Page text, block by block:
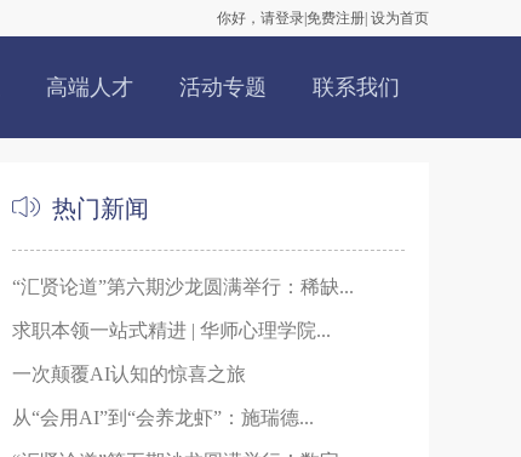
你好，请登录免费注册 设为首页
高端人才 活动专题 联系我们
热门新闻
“汇贤论道”第六期沙龙圆满举行：稀缺...
求职本领一站式精进 | 华师心理学院...
一次颠覆AI认知的惊喜之旅
从“会用AI”到“会养龙虾”：施瑞德...